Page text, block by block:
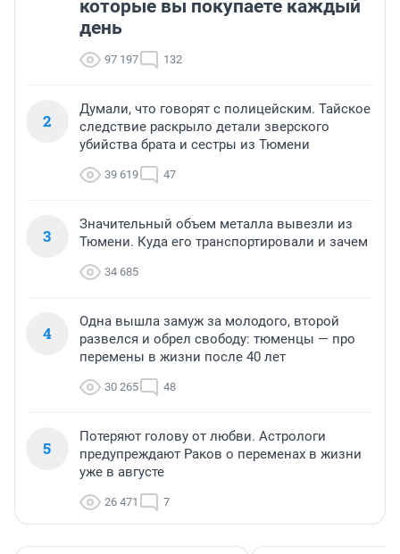
которые вы покупаете каждый
день
97 197 132
2
Думали, что говорят с полицейским. Тайское
следствие раскрыло детали зверского
убийства брата и сестры из Тюмени
39 619 47
3
Значительный объем металла вывезли из
Тюмени. Куда его транспортировали и зачем
34 685
4
Одна вышла замуж за молодого, второй
развелся и обрел свободу: тюменцы — про
перемены в жизни после 40 лет
30 265 48
5
Потеряют голову от любви. Астрологи
предупреждают Раков о переменах в жизни
уже в августе
26 471 7